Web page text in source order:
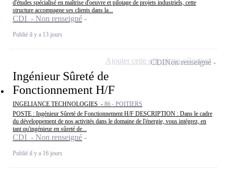
d'études spécialisé en maîtrise d'oeuvre et pilotage de projets industriels, cette
structure accompagne ses clients dans la...
CDI - Non renseigné
Publié il y a 13 jours
Ingénieur Sûreté de
Fonctionnement H/F
INGELIANCE TECHNOLOGIES - 86 - POITIERS
POSTE : Ingénieur Sûreté de Fonctionnement H/F DESCRIPTION : Dans le cadre
du développement de nos activités dans le domaine de l'énergie, vous intégrez, en
tant qu'ingénieur en sûreté de...
CDI - Non renseigné
Publié il y a 16 jours
CDINon renseigné
Ajouter cette offre à ma sélection